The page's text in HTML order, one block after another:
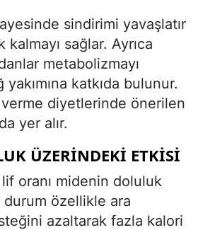
sindirimi yavaşlatır
sağlar. Ayrıca
metabolizmayı
katkıda bulunur.
diyetlerinde önerilen
yer alır.
ÜZERINDEKI ETKISI
oranı midenin doluluk
durum özellikle ara
azaltarak fazla kalori